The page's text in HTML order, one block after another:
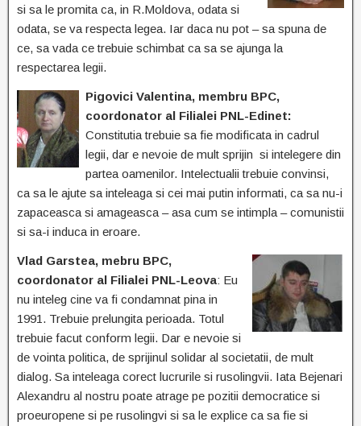
si sa le promita ca, in R.Moldova, odata si
odata, se va respecta legea. Iar daca nu pot – sa spuna de
ce, sa vada ce trebuie schimbat ca sa se ajunga la
respectarea legii.
Pigovici Valentina, membru BPC,
coordonator al Filialei PNL-Edinet:
Constitutia trebuie sa fie modificata in cadrul
legii, dar e nevoie de mult sprijin si intelegere din
partea oamenilor. Intelectualii trebuie convinsi,
ca sa le ajute sa inteleaga si cei mai putin informati, ca sa nu-i
zapaceasca si amageasca – asa cum se intimpla – comunistii
si sa-i induca in eroare.
Vlad Garstea, mebru BPC,
coordonator al Filialei PNL-Leova: Eu
nu inteleg cine va fi condamnat pina in
1991. Trebuie prelungita perioada. Totul
trebuie facut conform legii. Dar e nevoie si
de vointa politica, de sprijinul solidar al societatii, de mult
dialog. Sa inteleaga corect lucrurile si rusolingvii. Iata Bejenari
Alexandru al nostru poate atrage pe pozitii democratice si
proeuropene si pe rusolingvi si sa le explice ca sa fie si